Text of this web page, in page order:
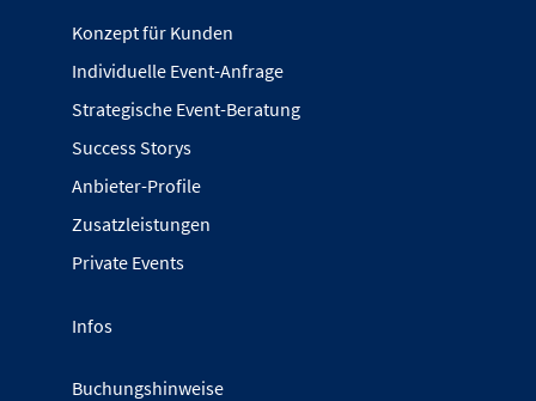
Konzept für Kunden
Individuelle Event-Anfrage
Strategische Event-Beratung
Success Storys
Anbieter-Profile
Zusatzleistungen
Private Events
Infos
Buchungshinweise